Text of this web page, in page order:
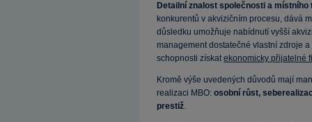
Detailní znalost společnosti a místního
konkurentů v akvizičním procesu, dává
důsledku umožňuje nabídnutí vyšší
management dostatečné vlastní zdroje
schopnosti získatekonomicky přijatelné
Kromě výše uvedených důvodů mají
realizaci MBO: osobní růst,
prestiž.